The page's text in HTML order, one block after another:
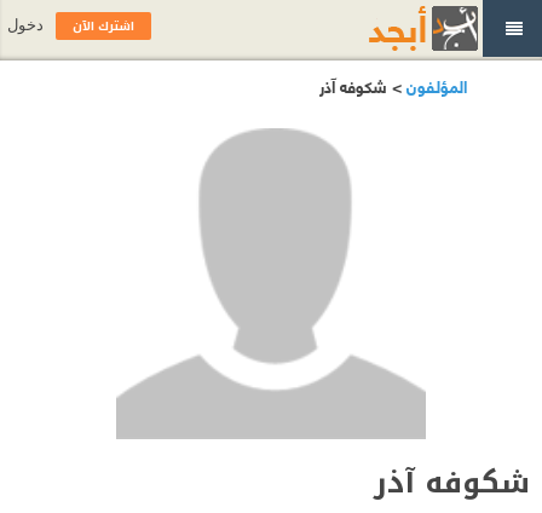
المؤلفون> شكوفه آذر
شكوفه آذر
اشترك الآن دخول